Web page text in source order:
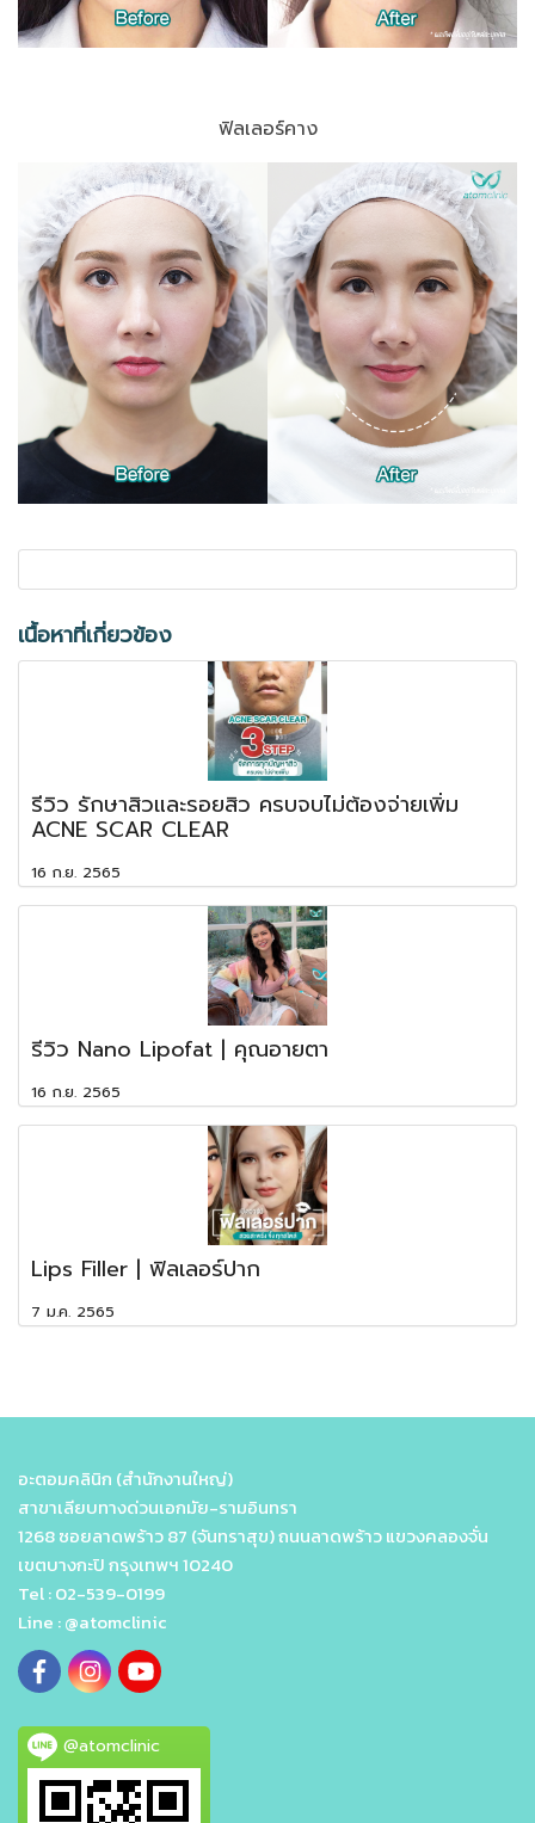
ฟิลเลอร์คาง
เนื้อหาที่เกี่ยวข้อง
รีวิว รักษาสิวและรอยสิว ครบจบไม่ต้องจ่ายเพิ่ม
ACNE SCAR CLEAR
16 ก.ย. 2565
รีวิว Nano Lipofat | คุณอายตา
16 ก.ย. 2565
Lips Filler | ฟิลเลอร์ปาก
7 ม.ค. 2565
อะตอมคลินิก (สำนักงานใหญ่)
สาขาเลียบทางด่วนเอกมัย-รามอินทรา
1268 ซอยลาดพร้าว 87 (จันทราสุข) ถนนลาดพร้าว แขวงคลองจั่น
เขตบางกะปิ กรุงเทพฯ 10240
Tel : 02-539-0199
Line : @atomclinic
@atomclinic